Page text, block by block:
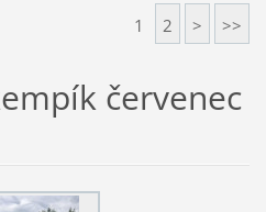
1 2 > >>
červenec